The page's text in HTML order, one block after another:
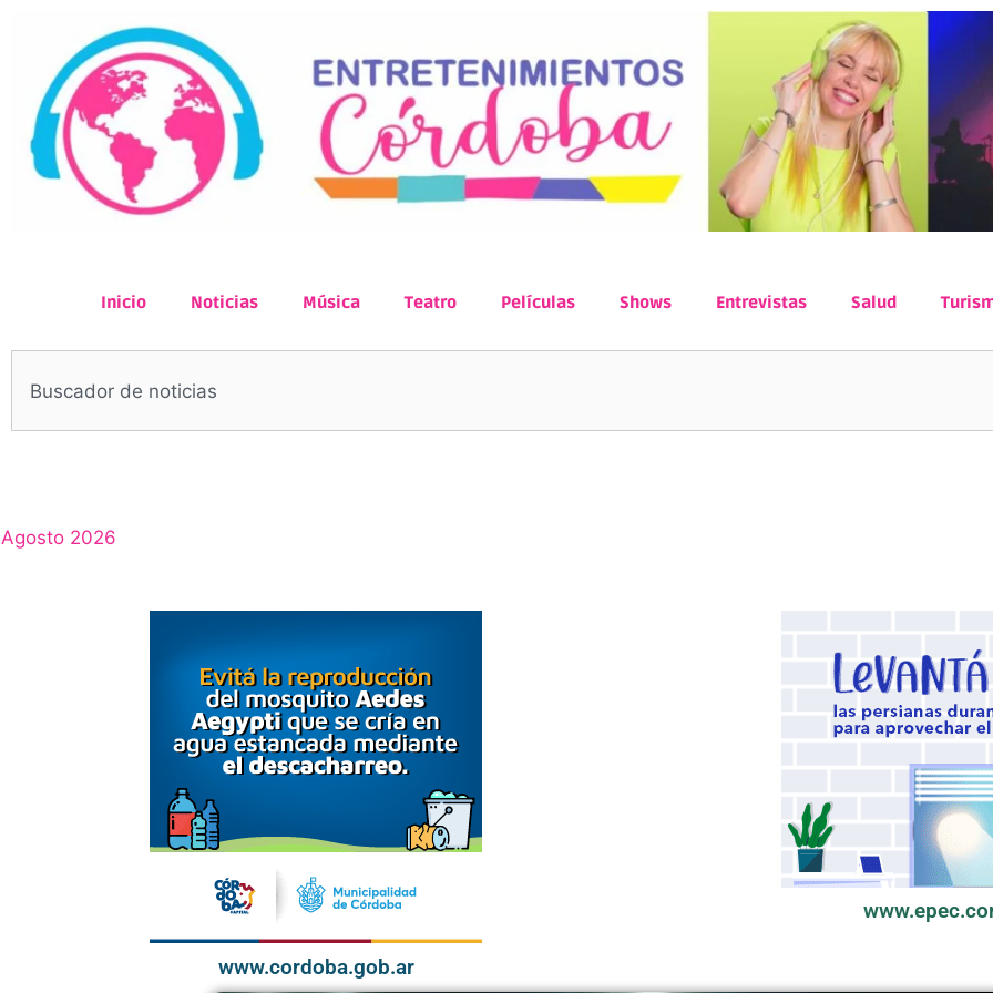
Inicio Noticias Música Teatro Películas Shows Entrevistas Salud
Agosto 2026
www.cordoba.gob.ar